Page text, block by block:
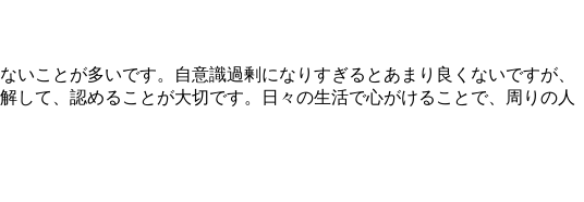
ことが多いです。自意識過剰になりすぎるとあまり良くないですが、
て、認めることが大切です。日々の生活で心がけることで、周りの人